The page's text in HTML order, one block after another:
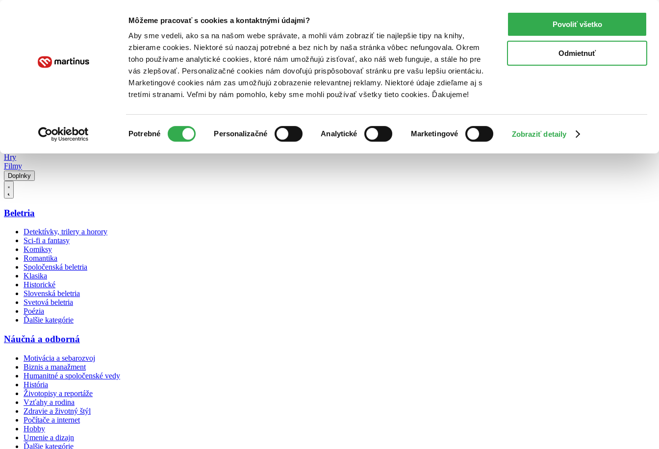
Môžeme pracovať s cookies a kontaktnými údajmi?
Aby sme vedeli, ako sa na našom webe správate, a mohli vám zobraziť tie najlepšie tipy na knihy,
zbierame cookies. Niektoré sú naozaj potrebné a bez nich by naša stránka vôbec nefungovala. Okrem
toho používame analytické cookies, ktoré nám umožňujú zisťovať, ako náš web funguje, a stále ho pre
vás zlepšovať. Personalizačné cookies nám dovoľujú prispôsobovať stránku pre vašu lepšiu orientáciu.
Marketingové cookies nám zas umožňujú zobrazenie relevantnej reklamy. Niektoré údaje zdieľame aj s
tretími stranami. Veľmi by nám pomohlo, keby sme mohli používať všetky tieto cookies. Ďakujeme!
súhlasu
Potrebné Personalizačné Analytické Marketingové Zobraziť detaily
Povoliť všetko
Odmietnuť
Poukážky Kontakt
Hry
Filmy
Doplnky
Beletria
Detektívky, trilery a horory
Sci-fi a fantasy
Komiksy
Romantika
Spoločenská beletria
Klasika
Historické
Slovenská beletria
Svetová beletria
Poézia
Ďalšie kategórie
Náučná a odborná
Motivácia a sebarozvoj
Biznis a manažment
Humanitné a spoločenské vedy
História
Životopisy a reportáže
Vzťahy a rodina
Zdravie a životný štýl
Počítače a internet
Hobby
Umenie a dizajn
Ďalšie kategórie